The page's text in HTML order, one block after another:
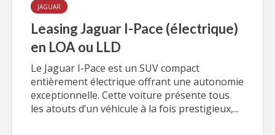
JAGUAR
Leasing Jaguar I-Pace (électrique)
en LOA ou LLD
Le Jaguar I-Pace est un SUV compact
entièrement électrique offrant une autonomie
exceptionnelle. Cette voiture présente tous
les atouts d’un véhicule à la fois prestigieux,...